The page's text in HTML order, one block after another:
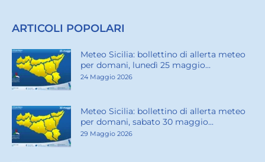
ARTICOLI POPOLARI
Meteo Sicilia: bollettino di allerta meteo
per domani, lunedì 25 maggio...
24 Maggio 2026
Meteo Sicilia: bollettino di allerta meteo
per domani, sabato 30 maggio...
29 Maggio 2026